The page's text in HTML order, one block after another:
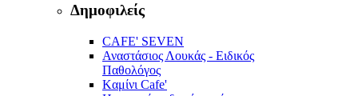
Δημοφιλείς
CAFE' SEVEN
Αναστάσιος Λουκάς - Ειδικός
Παθολόγος
Kαμίνι Cafe'